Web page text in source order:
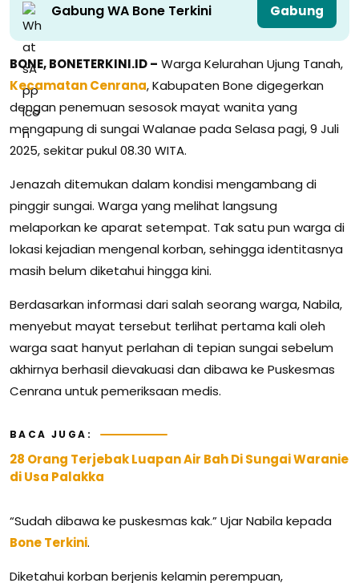
Gabung WA Bone Terkini Gabung
BONE, BONETERKINI.ID – Warga Kelurahan Ujung Tanah,
Kecamatan Cenrana, Kabupaten Bone digegerkan
dengan penemuan sesosok mayat wanita yang
mengapung di sungai Walanae pada Selasa pagi, 9 Juli
2025, sekitar pukul 08.30 WITA.
Jenazah ditemukan dalam kondisi mengambang di
pinggir sungai. Warga yang melihat langsung
melaporkan ke aparat setempat. Tak satu pun warga di
lokasi kejadian mengenal korban, sehingga identitasnya
masih belum diketahui hingga kini.
Berdasarkan informasi dari salah seorang warga, Nabila,
menyebut mayat tersebut terlihat pertama kali oleh
warga saat hanyut perlahan di tepian sungai sebelum
akhirnya berhasil dievakuasi dan dibawa ke Puskesmas
Cenrana untuk pemeriksaan medis.
BACA JUGA:
28 Orang Terjebak Luapan Air Bah Di Sungai Waranie
di Usa Palakka
“Sudah dibawa ke puskesmas kak.” Ujar Nabila kepada
Bone Terkini.
Diketahui korban berjenis kelamin perempuan,